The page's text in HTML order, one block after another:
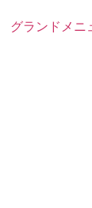
グランドメニ